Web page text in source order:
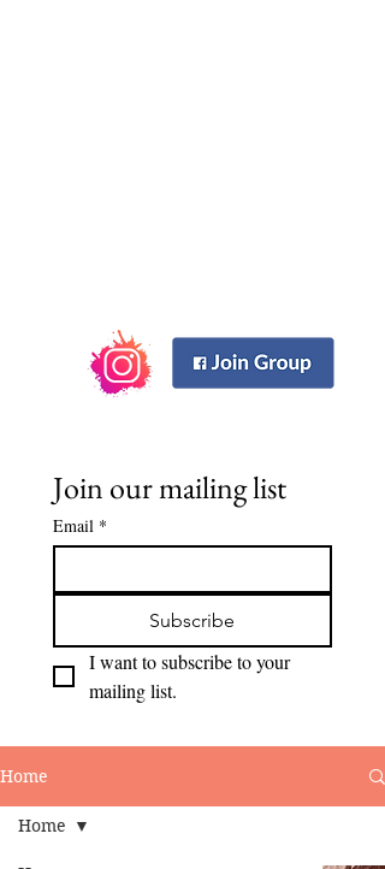
Join our mailing list
Email *
Subscribe
I want to subscribe to your
mailing list.
Home
Home